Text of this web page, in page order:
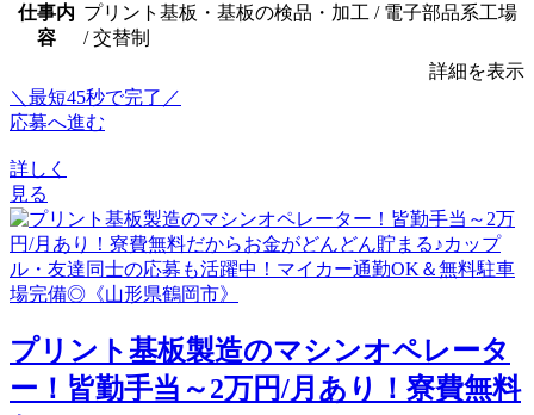
仕事内
容
プリント基板・基板の検品・加工 / 電子部品系工場
/ 交替制
詳細を表示
＼最短45秒で完了／
応募へ進む
詳しく
見る
プリント基板製造のマシンオペレータ
ー！皆勤手当～2万円/月あり！寮費無料